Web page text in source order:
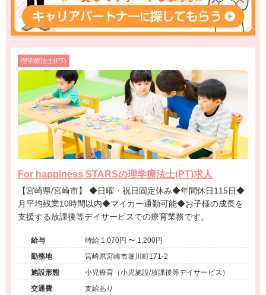
理学療法士(PT)
For happiness STARSの理学療法士(PT)求人
【宮崎県/宮崎市】 ◆日曜・祝日固定休み◆年間休日115日◆
月平均残業10時間以内◆マイカー通勤可能◆お子様の成長を
支援する放課後等デイサービスでの療育業務です。
給与
時給 1,070円 〜 1,200円
勤務地
宮崎県宮崎市堀川町171-2
施設形態
小児療育（小児施設/放課後等デイサービス）
交通費
支給あり